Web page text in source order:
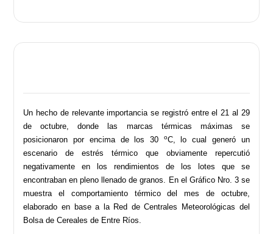
Un hecho de relevante importancia se registró entre el 21 al 29
de octubre, donde las marcas térmicas máximas se
posicionaron por encima de los 30
oC, lo cual generó un
escenario de estrés térmico que obviamente repercutió
negativamente en los rendimientos de los lotes que se
encontraban en pleno llenado de granos. En el Gráfico Nro. 3 se
muestra el comportamiento térmico del mes de octubre,
elaborado en base a la Red de Centrales Meteorológicas del
Bolsa de Cereales de Entre Ríos.